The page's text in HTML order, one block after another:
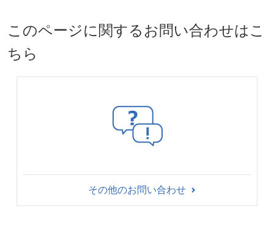
このページに関するお問い合わせはこ
ちら
その他のお問い合わせ